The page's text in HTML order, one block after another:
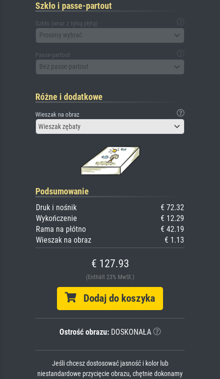
Szkło i passe-partout
Szkło (wraz z tylną płytą)
Prosimy wybrać
Passe-partout
Bez passe-partout
Różne i dodatkowe
Wieszak na obraz
Wieszak zębaty
Podsumowanie
Druk i nośnik
€ 72.32
Wykończenie
€ 12.29
Rama na płótno
€ 42.19
Wieszak na obraz
€ 1.13
€ 127.93
(Enthält 23% MwSt.)
Dodaj do koszyka
Ostrość obrazu:DOSKONAŁA
Jeśli chcesz dostosować jasność i kolor lub
niestandardowe przycięcie obrazu, chętnie dokonamy